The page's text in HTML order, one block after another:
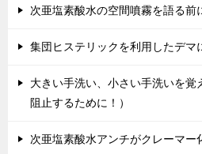
次亜塩素酸水の空間噴霧を語る
集団ヒステリックを利用したデマ
大きい手洗い、小さい手洗いを覚
阻止するために！）
次亜塩素酸水アンチがクレーマー